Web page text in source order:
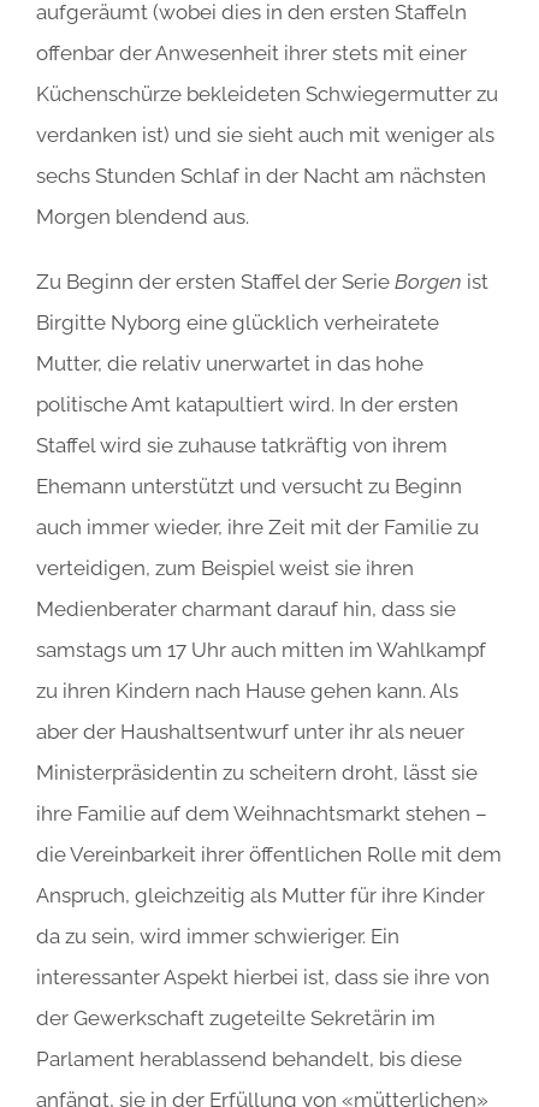
aufgeräumt (wobei dies in den ersten Staffeln
offenbar der Anwesenheit ihrer stets mit einer
Küchenschürze bekleideten Schwiegermutter zu
verdanken ist) und sie sieht auch mit weniger als
sechs Stunden Schlaf in der Nacht am nächsten
Morgen blendend aus.
Zu Beginn der ersten Staffel der Serie Borgen ist
Birgitte Nyborg eine glücklich verheiratete
Mutter, die relativ unerwartet in das hohe
politische Amt katapultiert wird. In der ersten
Staffel wird sie zuhause tatkräftig von ihrem
Ehemann unterstützt und versucht zu Beginn
auch immer wieder, ihre Zeit mit der Familie zu
verteidigen, zum Beispiel weist sie ihren
Medienberater charmant darauf hin, dass sie
samstags um 17 Uhr auch mitten im Wahlkampf
zu ihren Kindern nach Hause gehen kann. Als
aber der Haushaltsentwurf unter ihr als neuer
Ministerpräsidentin zu scheitern droht, lässt sie
ihre Familie auf dem Weihnachtsmarkt stehen –
die Vereinbarkeit ihrer öffentlichen Rolle mit dem
Anspruch, gleichzeitig als Mutter für ihre Kinder
da zu sein, wird immer schwieriger. Ein
interessanter Aspekt hierbei ist, dass sie ihre von
der Gewerkschaft zugeteilte Sekretärin im
Parlament herablassend behandelt, bis diese
anfängt, sie in der Erfüllung von «mütterlichen»